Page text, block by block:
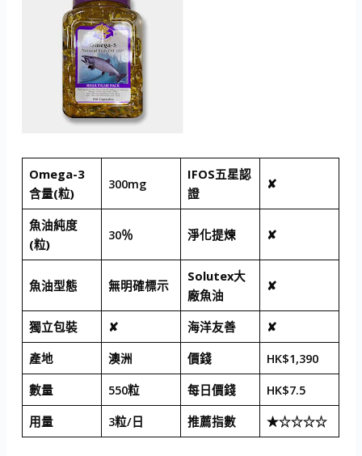
Omega-3
含量(粒)
300mg
IFOS五星認
證
✘
魚油純度
(粒)
30％ 淨化提煉 ✘
魚油型態 無明確標示
Solutex大
廠魚油
✘
獨立包裝 ✘ 海洋友善
✘
產地
澳洲 價錢
HK$1,390
數量
550粒 每日價錢
HK$7.5
用量
3粒/日 推薦指數 ★☆☆☆☆